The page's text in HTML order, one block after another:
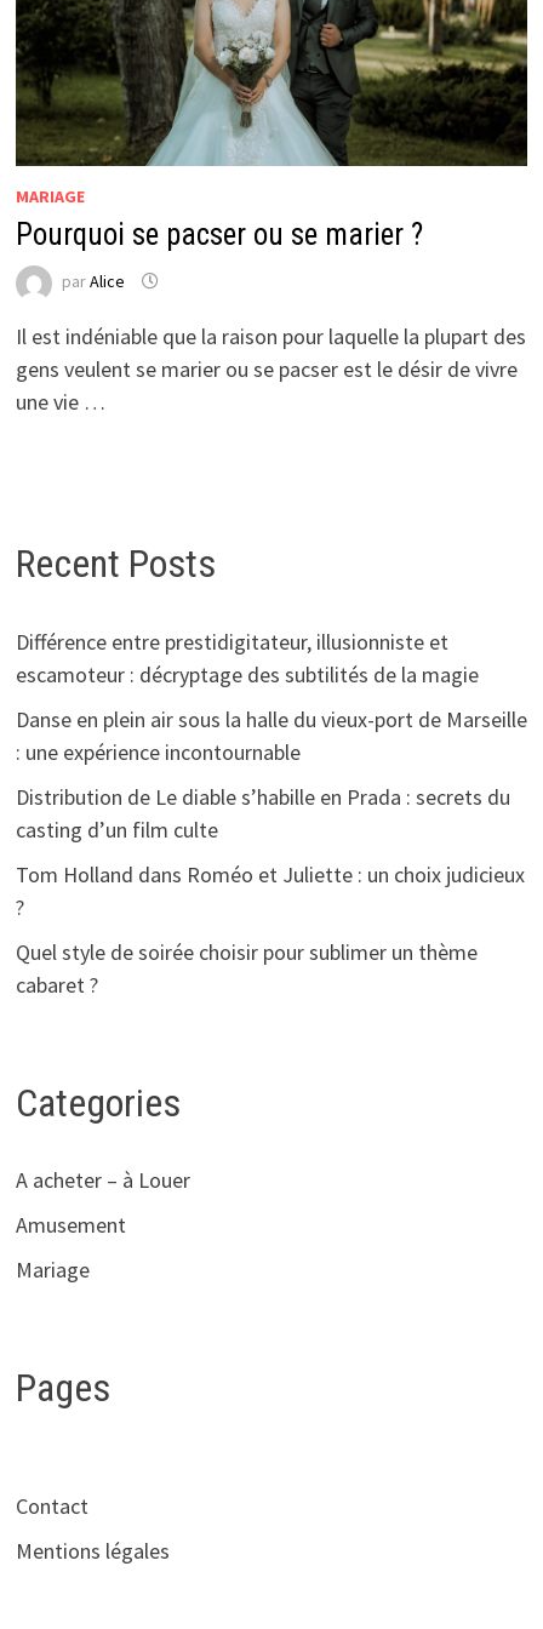
MARIAGE
Pourquoi se pacser ou se marier ?
parAlice
Il est indéniable que la raison pour laquelle la plupart des
gens veulent se marier ou se pacser est le désir de vivre
une vie …
Recent Posts
Différence entre prestidigitateur, illusionniste et
escamoteur : décryptage des subtilités de la magie
Danse en plein air sous la halle du vieux-port de Marseille
: une expérience incontournable
Distribution de Le diable s’habille en Prada : secrets du
casting d’un film culte
Tom Holland dans Roméo et Juliette : un choix judicieux
?
Quel style de soirée choisir pour sublimer un thème
cabaret ?
Categories
A acheter – à Louer
Amusement
Mariage
Pages
Contact
Mentions légales